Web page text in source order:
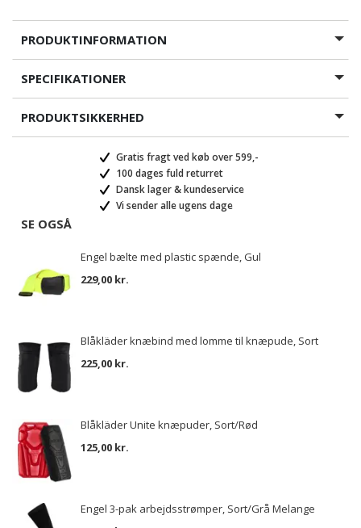
PRODUKTINFORMATION
SPECIFIKATIONER
PRODUKTSIKKERHED
Gratis fragt ved køb over 599,-
100 dages fuld returret
Dansk lager & kundeservice
Vi sender alle ugens dage
SE OGSÅ
Engel bælte med plastic spænde, Gul
229,00 kr.
Blåkläder knæbind med lomme til knæpude, Sort
225,00 kr.
Blåkläder Unite knæpuder, Sort/Rød
125,00 kr.
Engel 3-pak arbejdsstrømper, Sort/Grå Melange